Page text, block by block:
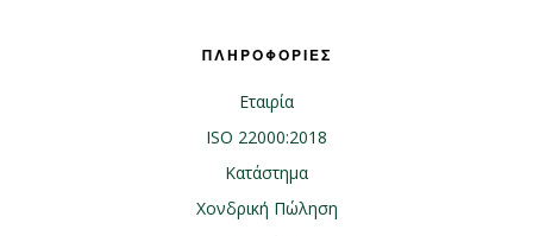
ΠΛΗΡΟΦΟΡΙΕΣ
Εταιρία
ISO 22000:2018
Κατάστημα
Χονδρική Πώληση